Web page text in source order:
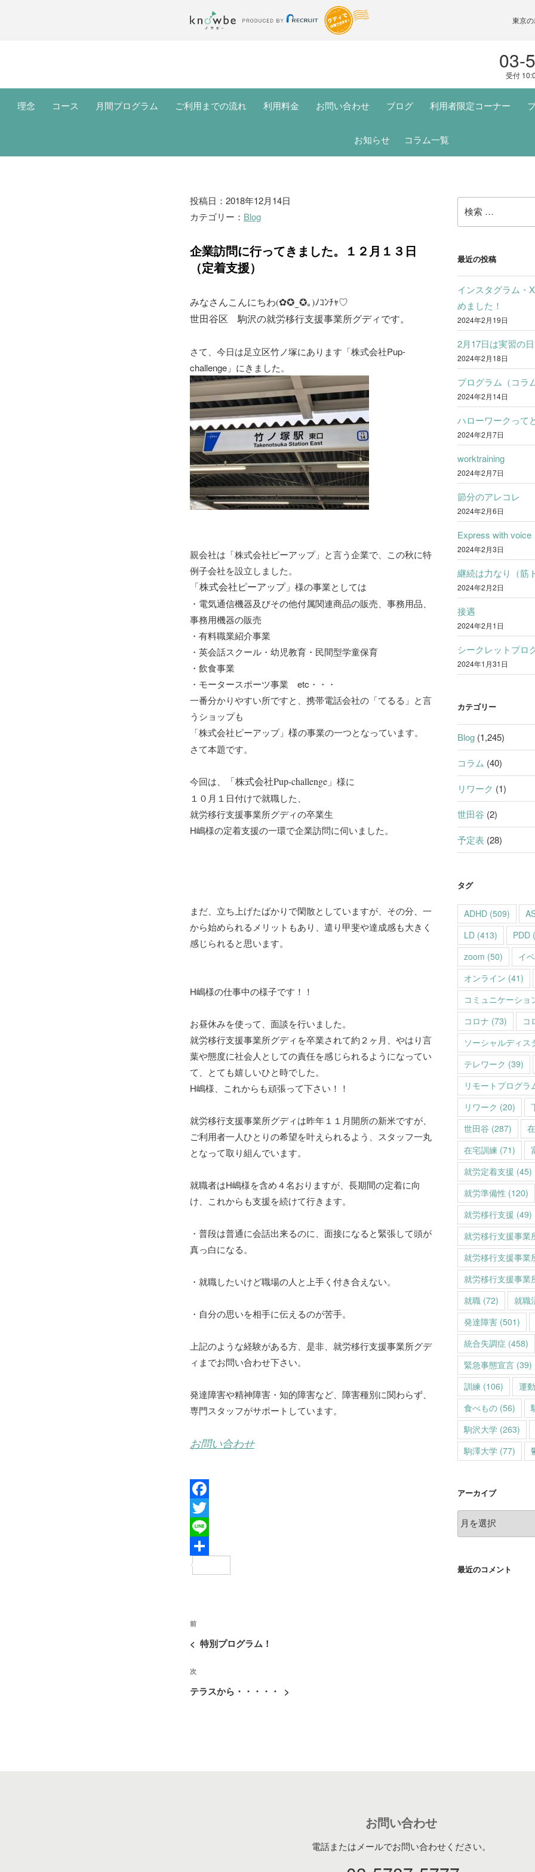
東京
03-
受付
理念 コース 月間プログラム ご利用までの流れ 利用料金 お問い合わせ ブログ 利用者限定コーナー
お知らせ コラム一覧
ブ
ロ
グ
投稿日：2018年12月14日
カテゴリー： Blog
企業訪問に行ってきました。１２月１３日
（定着支援）
みなさんこんにちわ(✿✪‿✪｡)ﾉｺﾝﾁｬ♡
世田谷区 駒沢の就労移行支援事業所グディです。
さて、今日は足立区竹ノ塚にあります「株式会社Pup-
challenge」にきました。
親会社は「株式会社ピーアップ」と言う企業で、この秋に特
例子会社を設立しました。
「株式会社ピーアップ」 様の事業としては
・電気通信機器及びその他付属関連商品の販売、事務用品、
事務用機器の販売
・有料職業紹介事業
・英会話スクール・幼児教育・民間型学童保育
・飲食事業
・モータースポーツ事業 etc・・・
一番分かりやすい所ですと、携帯電話会社の「てるる」と言
うショップも
「株式会社ピーアップ」 様の事業の一つとなっています。
さて本題です。
今回は、 「株式会社Pup-challenge」 様に
１０月１日付けで就職した、
就労移行支援事業所グディの卒業生
H嶋様の定着支援の一環で企業訪問に伺いました。
まだ、立ち上げたばかりで閑散としていますが、その分、一
から始められるメリットもあり、遣り甲斐や達成感も大きく
感じられると思います。
H嶋様の仕事中の様子です！！
お昼休みを使って、面談を行いました。
就労移行支援事業所グディを卒業されて約２ヶ月、やはり言
葉や態度に社会人としての責任を感じられるようになってい
て、とても嬉しいひと時でした。
H嶋様、これからも頑張って下さい！！
就労移行支援事業所グディは昨年１１月開所の新米ですが、
ご利用者一人ひとりの希望を叶えられるよう、スタッフ一丸
となって取り組んでいます。
就職者はH嶋様を含め４名おりますが、長期間の定着に向
け、これからも支援を続けて行きます。
・普段は普通に会話出来るのに、面接になると緊張して頭が
真っ白になる。
・就職したいけど職場の人と上手く付き合えない。
・自分の思いを相手に伝えるのが苦手。
上記のような経験がある方、是非、就労移行支援事業所グデ
ィまでお問い合わせ下さい。
発達障害や精神障害・知的障害など、障害種別に関わらず、
専門スタッフがサポートしています。
お問い合わせ
F
a
c
e
o
k
T
w
i
e
r
L
i
投
稿
ナ
ビ
ゲ
ー
過
去
投
稿
前
< 特別プログラム！
次
の
次
テラスから・・・・・ >
索:
最近の投稿
インスタグラム・
めました！
2024年2月19日
2月17日は実習の
2024年2月18日
プログラム（コラ
2024年2月14日
ハローワークって
2024年2月7日
worktraining
2024年2月7日
節分のアレコレ
2024年2月6日
Express with voice
2024年2月3日
継続は力なり（筋
2024年2月2日
接遇
2024年2月1日
シークレットプロ
2024年1月31日
カテゴリー
Blog (1,245)
コラム (40)
リワーク (1)
世田谷 (2)
予定表 (28)
タグ
ADHD (509)
LD (413) PDD
zoom (50) イ
オンライン (41)
コミュニケーショ
コロナ (73) コ
ソーシャルディス
テレワーク (39)
リモートプログラ
リワーク (20)
世田谷 (287)
在宅訓練 (71)
就労定着支援 (45)
就労準備性 (120)
就労移行支援 (49)
就労移行支援事業
就労移行支援事
就労移行支援事業
就職 (72) 就職
発達障害 (501)
統合失調症 (458)
緊急事態宣言 (39)
訓練 (106) 運動
食べもの (56)
駒沢大学 (263)
駒澤大学 (77)
アーカイブ
ア
ー
イ
最近のコメント
お問い合わせ
電話またはメールでお問い合わせください。